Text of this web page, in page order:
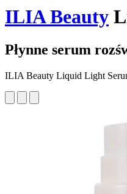
ILIA Beauty
Płynne serum
ILIA Beauty Liquid Light